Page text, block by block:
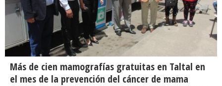
Más de cien mamografías gratuitas en Taltal en
el mes de la prevención del cáncer de mama